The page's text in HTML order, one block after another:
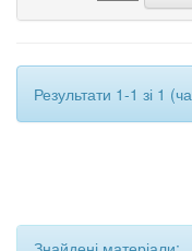
Результати 1-1 зі 1